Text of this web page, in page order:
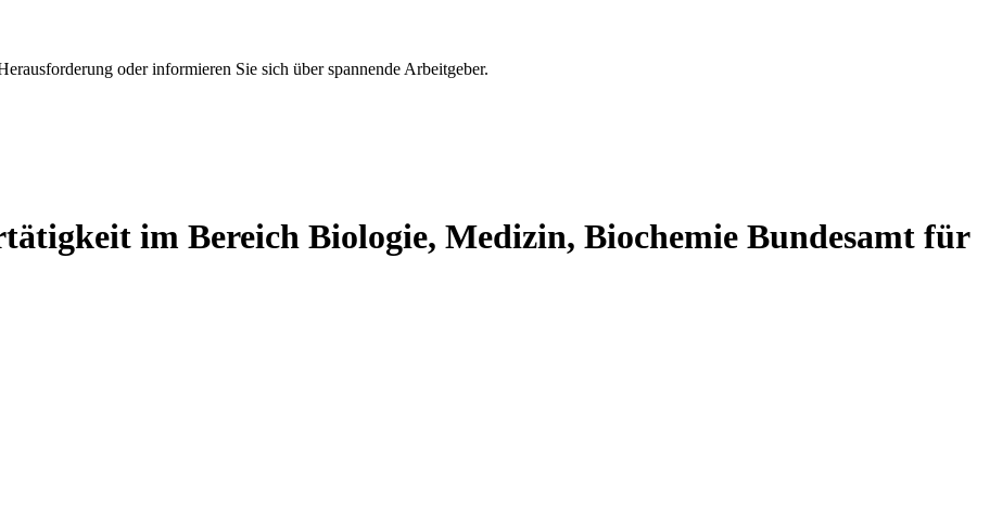
oder informieren Sie sich über spannende Arbeitgeber.
im Bereich Biologie, Medizin, Biochemie Bundesamt für